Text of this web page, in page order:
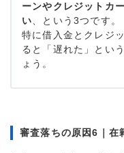
ーンやクレジットカ
い 、という3つです。
特に借入金とクレジ
ると「遅れた」とい
ょう。
審査落ちの原因6｜在